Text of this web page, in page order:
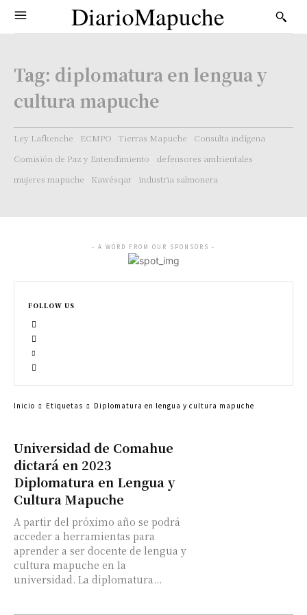
DiarioMapuche
Tag: diplomatura en lengua y
cultura mapuche
Ley Lafkenche ECMPO Tierras Mapuche
Consulta indígena
Comisión de Paz y Entendimiento
defensores ambientales
mujeres mapuche
Kawésqar industria salmonera
Universidad de Comahue
dictará en 2023
Diplomatura en Lengua y
Cultura Mapuche
A partir del próximo año se podrá
acceder a herramientas para
aprender a ser docente de lengua y
cultura mapuche en la
universidad. La diplomatura...
- A WORD FROM OUR SPONSORS -
FOLLOW US
Inicio Etiquetas Diplomatura en lengua y cultura mapuche